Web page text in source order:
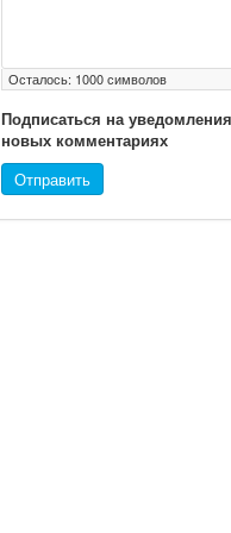
Осталось: 1000символов
Подписаться на
новых комментариях
Отправить